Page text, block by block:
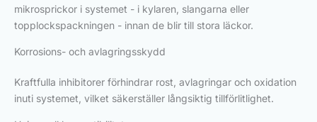
mikrosprickor i systemet - i kylaren, slangarna eller
topplockspackningen - innan de blir till stora läckor.
Korrosions- och avlagringsskydd
Kraftfulla inhibitorer förhindrar rost, avlagringar och oxidation
inuti systemet, vilket säkerställer långsiktig tillförlitlighet.